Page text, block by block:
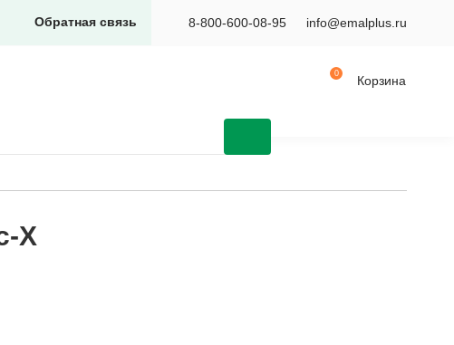
8-800-600-08-95 info@emalplus.ru
Обратная связь
Корзина
Х